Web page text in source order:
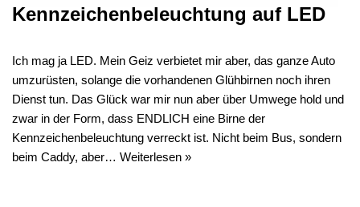
Kennzeichenbeleuchtung auf LED
Ich mag ja LED. Mein Geiz verbietet mir aber, das ganze Auto
umzurüsten, solange die vorhandenen Glühbirnen noch ihren
Dienst tun. Das Glück war mir nun aber über Umwege hold und
zwar in der Form, dass ENDLICH eine Birne der
Kennzeichenbeleuchtung verreckt ist. Nicht beim Bus, sondern
beim Caddy, aber… Weiterlesen »